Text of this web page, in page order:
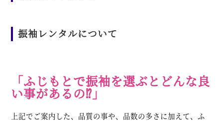
振袖レンタルについて
「ふじもとで振袖を選ぶとどんな良
い事があるの⁉︎」
上記でご案内した、品質の事や、品数の多さに加えて、ふ